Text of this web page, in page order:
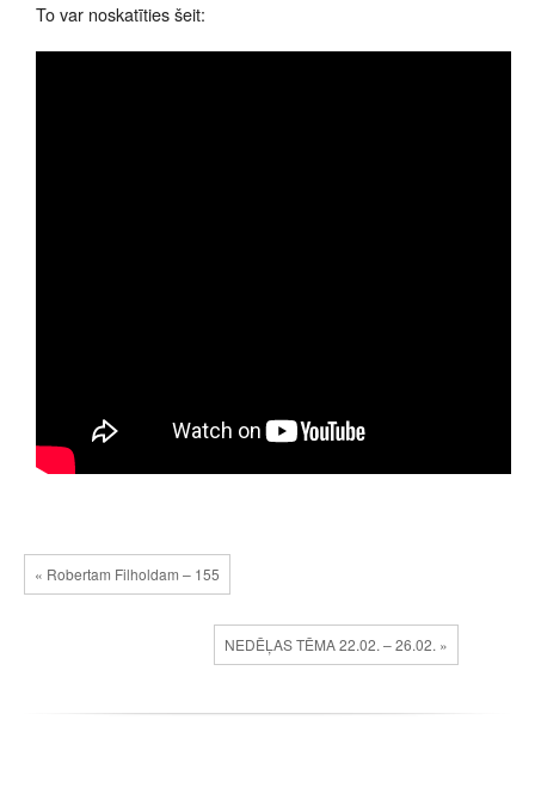
To var noskatīties šeit:
« Robertam Filholdam – 155
NEDĒĻAS TĒMA 22.02. – 26.02. »